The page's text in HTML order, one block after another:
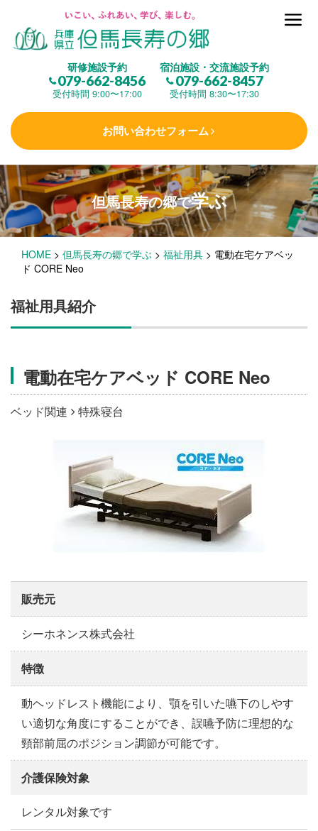
研修施設予約
079-662-8456
受付時間 9:00〜17:00
宿泊施設・交流施設予約
079-662-8457
受付時間 8:30〜17:30
お問い合わせフォーム
但馬長寿の郷とは
(研修施設)
楽しむ
学 ぶ(健康福祉)
泊まる(宿泊)
施設・料金
アクセス
但馬長寿の郷で学ぶ
HOME > 但馬長寿の郷で学ぶ > 福祉用具 > 電動在宅ケアベッ
ド CORE Neo
福祉用具紹介
電動在宅ケアベッド CORE Neo
ベッド関連 特殊寝台
販売元
シーホネンス株式会社
特徴
動ヘッドレスト機能により、顎を引いた嚥下のしやす
い適切な角度にすることができ、誤嚥予防に理想的な
頸部前屈のポジション調節が可能です。
介護保険対象
レンタル対象です